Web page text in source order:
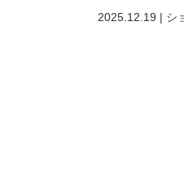
2025.12.19 | シ